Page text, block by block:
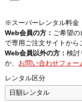
※スーパーレンタル料金
Web会員の方： ご希望
で専用ご注文サイトから
Web会員以外の方： 検討
か、 お問い合わせフォー
レンタル区分